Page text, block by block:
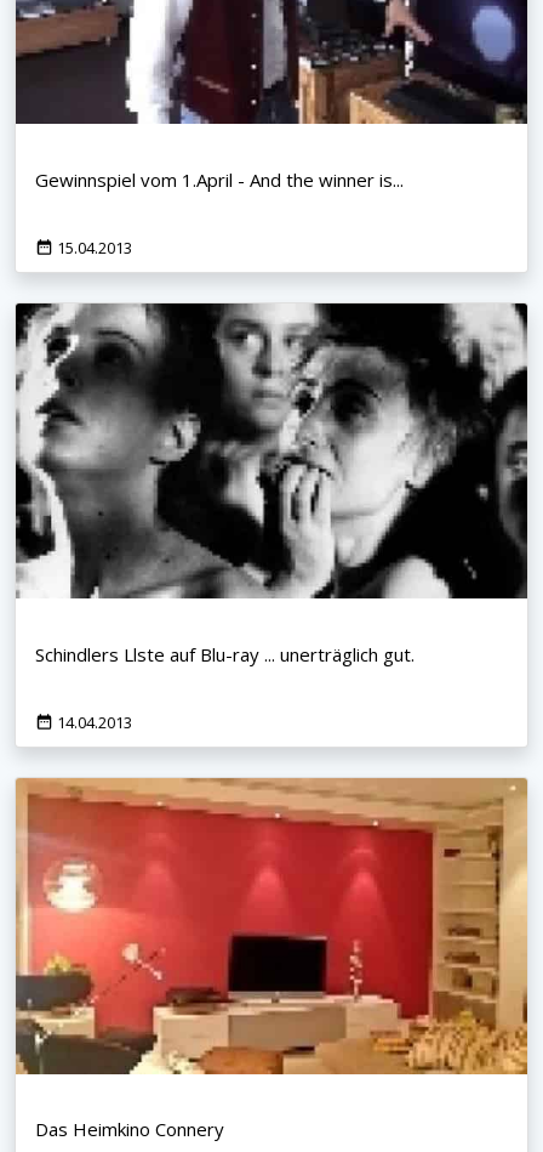
Gewinnspiel vom 1.April - And the winner is...
15.04.2013
Schindlers Llste auf Blu-ray ... unerträglich gut.
14.04.2013
Das Heimkino Connery